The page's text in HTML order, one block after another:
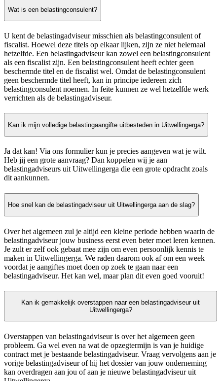
Wat is een belastingconsulent?
U kent de belastingadviseur misschien als belastingconsulent of
fiscalist. Hoewel deze titels op elkaar lijken, zijn ze niet helemaal
hetzelfde. Een belastingadviseur kan zowel een belastingconsulent
als een fiscalist zijn. Een belastingconsulent heeft echter geen
beschermde titel en de fiscalist wel. Omdat de belastingconsulent
geen beschermde titel heeft, kan in principe iedereen zich
belastingconsulent noemen. In feite kunnen ze wel hetzelfde werk
verrichten als de belastingadviseur.
Kan ik mijn volledige belastingaangifte uitbesteden in Uitwellingerga?
Ja dat kan! Via ons formulier kun je precies aangeven wat je wilt.
Heb jij een grote aanvraag? Dan koppelen wij je aan
belastingadviseurs uit Uitwellingerga die een grote opdracht zoals
dit aankunnen.
Hoe snel kan de belastingadviseur uit Uitwellingerga aan de slag?
Over het algemeen zul je altijd een kleine periode hebben waarin de
belastingadviseur jouw business eerst even beter moet leren kennen.
Je zult er zelf ook gebaat mee zijn om even persoonlijk kennis te
maken in Uitwellingerga. We raden daarom ook af om een week
voordat je aangiftes moet doen op zoek te gaan naar een
belastingadviseur. Het kan wel, maar plan dit even goed vooruit!
Kan ik gemakkelijk overstappen naar een belastingadviseur uit
Uitwellingerga?
Overstappen van belastingadviseur is over het algemeen geen
probleem. Ga wel even na wat de opzegtermijn is van je huidige
contract met je bestaande belastingadviseur. Vraag vervolgens aan je
vorige belastingadviseur of hij het dossier van jouw onderneming
kan overdragen aan jou of aan je nieuwe belastingadviseur uit